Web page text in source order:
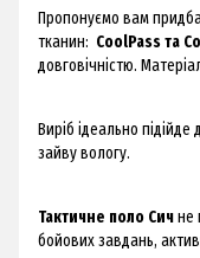
Пропонуємо вам
тканин: CoolPass та
довговічністю.
Виріб ідеально
зайву вологу.
Тактичне поло Сичне
бойових завдань,